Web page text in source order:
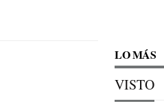
LO MÁS
VISTO